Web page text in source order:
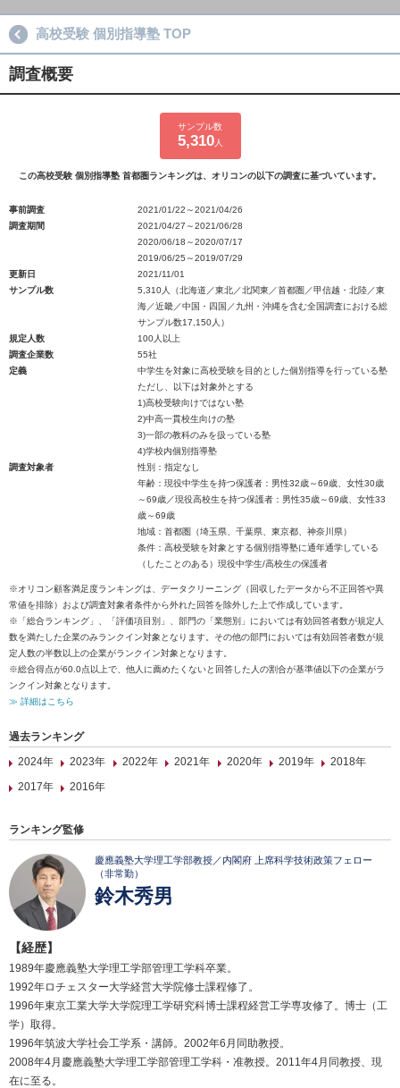
高校受験 個別指導塾 TOP
調査概要
サンプル数
5,310人
この高校受験 個別指導塾 首都圏ランキングは、オリコンの以下の調査に基づいています。
事前調査
2021/01/22～2021/04/26
調査期間
2021/04/27～2021/06/28
2020/06/18～2020/07/17
2019/06/25～2019/07/29
更新日
2021/11/01
サンプル数
5,310人（北海道／東北／北関東／首都圏／甲信越・北陸／東
海／近畿／中国・四国／九州・沖縄を含む全国調査における総
サンプル数17,150人）
規定人数
100人以上
調査企業数
55社
定義
中学生を対象に高校受験を目的とした個別指導を行っている塾
ただし、以下は対象外とする
1)高校受験向けではない塾
2)中高一貫校生向けの塾
3)一部の教科のみを扱っている塾
4)学校内個別指導塾
調査対象者
性別：指定なし
年齢：現役中学生を持つ保護者：男性32歳～69歳、女性30歳
～69歳／現役高校生を持つ保護者：男性35歳～69歳、女性33
歳～69歳
地域：首都圏（埼玉県、千葉県、東京都、神奈川県）
条件：高校受験を対象とする個別指導塾に通年通学している
（したことのある）現役中学生/高校生の保護者
※オリコン顧客満足度ランキングは、データクリーニング（回収したデータから不正回答や異
常値を排除）および調査対象者条件から外れた回答を除外した上で作成しています。
※「総合ランキング」、「評価項目別」、部門の「業態別」においては有効回答者数が規定人
数を満たした企業のみランクイン対象となります。その他の部門においては有効回答者数が規
定人数の半数以上の企業がランクイン対象となります。
※総合得点が60.0点以上で、他人に薦めたくないと回答した人の割合が基準値以下の企業がラ
ンクイン対象となります。
≫ 詳細はこちら
過去ランキング
2024年
2023年 2022年 2021年 2020年 2019年
2018年
2017年
2016年
ランキング監修
慶應義塾大学理工学部教授／内閣府 上席科学技術政策フェロー
（非常勤）
鈴木秀男
【経歴】
1989年慶應義塾大学理工学部管理工学科卒業。
1992年ロチェスター大学経営大学院修士課程修了。
1996年東京工業大学大学院理工学研究科博士課程経営工学専攻修了。博士（工
学）取得。
1996年筑波大学社会工学系・講師。2002年6月同助教授。
2008年4月慶應義塾大学理工学部管理工学科・准教授。2011年4月同教授、現
在に至る。